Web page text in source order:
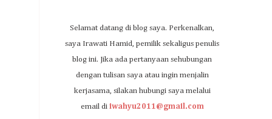
Selamat datang di blog saya. Perkenalkan,
saya Irawati Hamid, pemilik sekaligus penulis
blog ini. Jika ada pertanyaan sehubungan
dengan tulisan saya atau ingin menjalin
kerjasama, silakan hubungi saya melalui
email di iwahyu2011@gmail.com